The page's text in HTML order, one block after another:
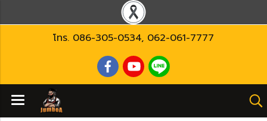
โทร. 086-305-0534, 062-061-7777